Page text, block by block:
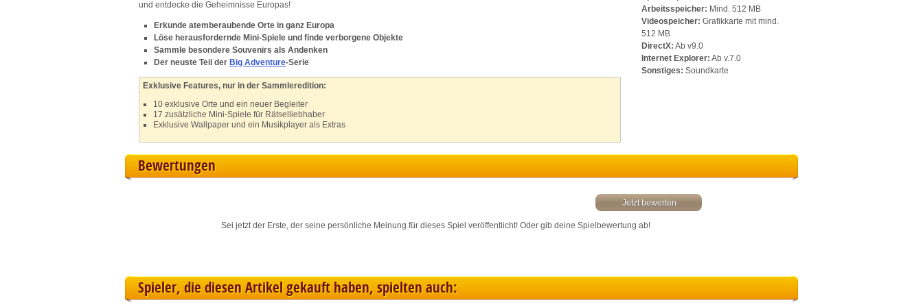
und entdecke die Geheimnisse Europas!
Erkunde atemberaubende Orte in ganz Europa
Löse herausfordernde Mini-Spiele und finde verborgene Objekte
Sammle besondere Souvenirs als Andenken
Der neuste Teil der Big Adventure-Serie
Exklusive Features, nur in der Sammleredition:
10 exklusive Orte und ein neuer Begleiter
17 zusätzliche Mini-Spiele für Rätselliebhaber
Exklusive Wallpaper und ein Musikplayer als Extras
Arbeitsspeicher: Mind. 512 MB
Videospeicher: Grafikkarte mit mind.
512 MB
DirectX: Ab v9.0
Internet Explorer: Ab v.7.0
Sonstiges: Soundkarte
Bewertungen
Jetzt bewerten
Sei jetzt der Erste, der seine persönliche Meinung für dieses Spiel veröffentlicht! Oder gib deine Spielbewertung ab!
Spieler, die diesen Artikel gekauft haben, spielten auch:
Identify devices based on information transmitted automatically
Save and communicate privacy choices
Show Purposes